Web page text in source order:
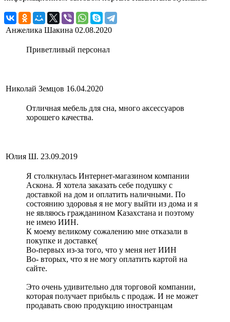
Анжелика Шакина 02.08.2020
Приветливый персонал
Николай Земцов 16.04.2020
Отличная мебель для сна, много аксессуаров
хорошего качества.
Юлия Ш. 23.09.2019
Я столкнулась Интернет-магазином компании
Аскона. Я хотела заказать себе подушку с
доставкой на дом и оплатить наличными. По
состоянию здоровья я не могу выйти из дома и я
не являюсь гражданином Казахстана и поэтому
не имею ИИН.
К моему великому сожалению мне отказали в
покупке и доставке(
Во-первых из-за того, что у меня нет ИИН
Во- вторых, что я не могу оплатить картой на
сайте.
Это очень удивительно для торговой компании,
которая получает прибыль с продаж. И не может
продавать свою продукцию иностранцам